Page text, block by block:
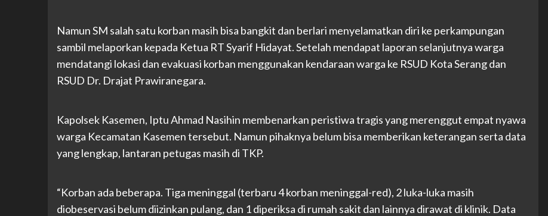
Namun SM salah satu korban masih bisa bangkit dan berlari menyelamatkan diri ke perkampungan
sambil melaporkan kepada Ketua RT Syarif Hidayat. Setelah mendapat laporan selanjutnya warga
mendatangi lokasi dan evakuasi korban menggunakan kendaraan warga ke RSUD Kota Serang dan
RSUD Dr. Drajat Prawiranegara.
Kapolsek Kasemen, Iptu Ahmad Nasihin membenarkan peristiwa tragis yang merenggut empat nyawa
warga Kecamatan Kasemen tersebut. Namun pihaknya belum bisa memberikan keterangan serta data
yang lengkap, lantaran petugas masih di TKP.
“Korban ada beberapa. Tiga meninggal (terbaru 4 korban meninggal-red), 2 luka-luka masih
diobeservasi belum diizinkan pulang, dan 1 diperiksa di rumah sakit dan lainnya dirawat di klinik. Data